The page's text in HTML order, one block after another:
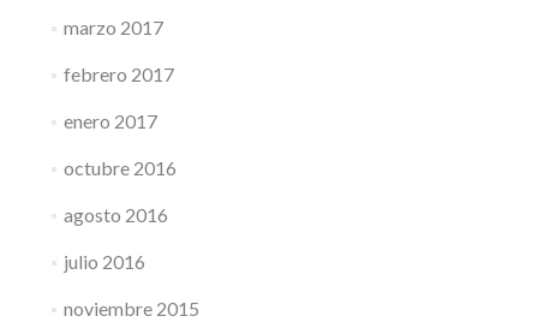
marzo 2017
febrero 2017
enero 2017
octubre 2016
agosto 2016
julio 2016
noviembre 2015